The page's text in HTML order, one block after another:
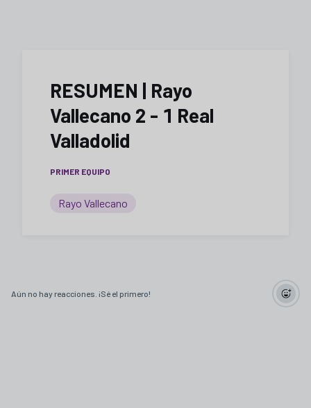
RESUMEN | Rayo
Vallecano 2 - 1 Real
Valladolid
PRIMER EQUIPO
Rayo Vallecano
Aún no hay reacciones. ¡Sé el primero!